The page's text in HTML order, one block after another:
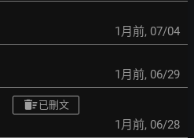
1月前, 07/04
1月前, 06/29
已刪文
1月前, 06/28